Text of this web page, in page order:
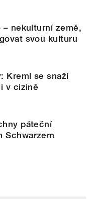
– nekulturní země,
svou kulturu
Kreml se snaží
v cizině
páteční
Schwarzem